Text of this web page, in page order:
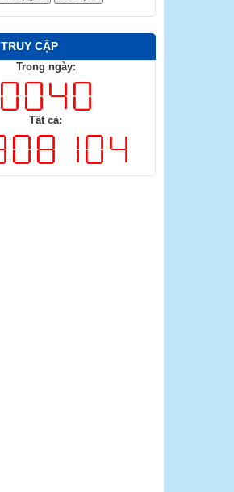
CẬP
Trong ngày:
Tất cả: